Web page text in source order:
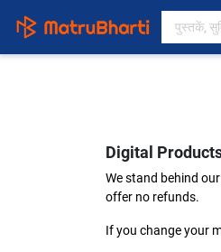
Digital
We stand behind
offer no refunds.
If you change your